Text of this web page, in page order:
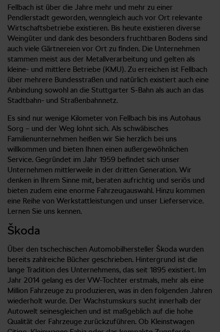
Fellbach ist über die Jahre mehr und mehr zu einer
Pendlerstadt geworden, wenngleich auch vor Ort relevante
Wirtschaftsbetriebe existieren. Bis heute existieren diverse
Weingüter und dank des besonders fruchtbaren Bodens sind
auch viele Gärtnereien vor Ort zu finden. Die Unternehmen
stammen meist aus der Metallverarbeitung und gelten als
kleine- und mittlere Betriebe (KMU). Zu erreichen ist Fellbach
über mehrere Bundesstraßen und natürlich existiert auch eine
Anbindung sowohl an die Stuttgarter S-Bahn als auch an das
Stadtbahn- und Straßenbahnnetz.
Es sind nur wenige Kilometer von Fellbach bis ins Autohaus
Sorg – und der Weg lohnt sich. Als schwäbisches
Familienunternehmen heißen wir Sie herzlich bei uns
willkommen und bieten Ihnen einen außergewöhnlichen
Service. Gegründet im Jahr 1959 befindet sich unser
Unternehmen mittlerweile in der dritten Generation. Wir
denken in Ihrem Sinne mit, beraten aufrichtig und seriös und
bieten zudem eine enorme Fahrzeugauswahl. Hinzu kommen
eine Reihe von Werkstattleistungen und unser Lieferservice.
Lernen Sie uns kennen.
Škoda
Über den tschechischen Automobilhersteller Škoda wurden
bereits zahlreiche Bücher geschrieben. Hintergrund ist die
lange Tradition des Unternehmens, das seit 1895 existiert. Im
Jahr 2014 gelang es der VW-Tochter erstmals, mehr als eine
Million Fahrzeuge zu produzieren, was in den folgenden Jahren
wiederholt wurde. Der Wachstumskurs sucht innerhalb der
Autowelt seinesgleichen und ist maßgeblich auf die hohe
Qualität der Fahrzeuge zurückzuführen. Ob Kleinstwagen